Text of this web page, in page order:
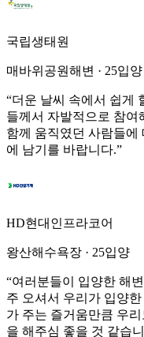
국립생태원
매바위공원해변 · 25입양
“더운 날씨 속에서 쉽게
들께서 자발적으로 참여
함께 움직였던 사람들에
에 남기를 바랍니다.”
HD현대인프라코어
왕산해수욕장 · 25입양
“여러분들이 입양한 해
주 오셔서 우리가 입양
가 주는 즐거움만큼 우
을 해주심 좋을 것 같습